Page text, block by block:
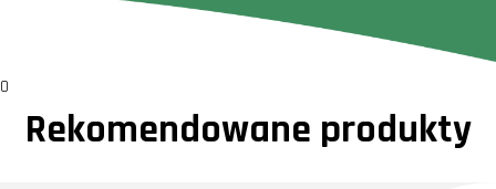
0
Rekomendowane produkty